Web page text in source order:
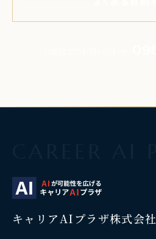
キャリアAIプラザ株式会社